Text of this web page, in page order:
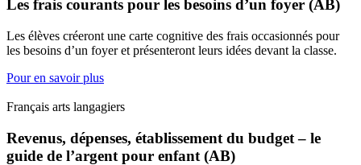
Les frais courants pour les besoins d’un foyer (AB)
Les élèves créeront une carte cognitive des frais occasionnés pour
les besoins d’un foyer et présenteront leurs idées devant la classe.
Pour en savoir plus
Français arts langagiers
Revenus, dépenses, établissement du budget – le
guide de l’argent pour enfant (AB)